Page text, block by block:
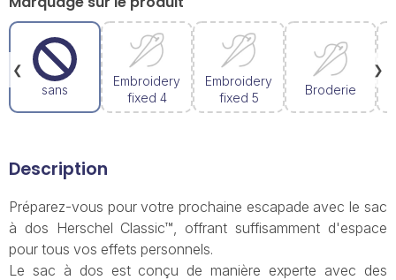
sans
Embroidery
fixed 4
Embroidery
fixed 5
Broderie
❯
❮
Description
Préparez-vous pour votre prochaine escapade avec le sac
à dos Herschel Classic™, offrant suffisamment d'espace
pour tous vos effets personnels.
Le sac à dos est conçu de manière experte avec des